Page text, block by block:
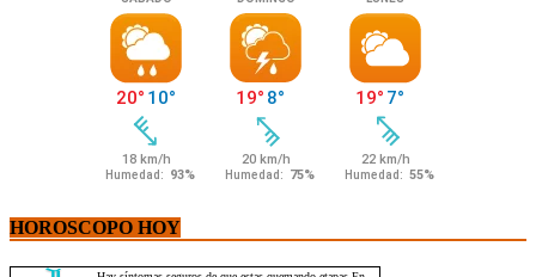
HOROSCOPO HOY